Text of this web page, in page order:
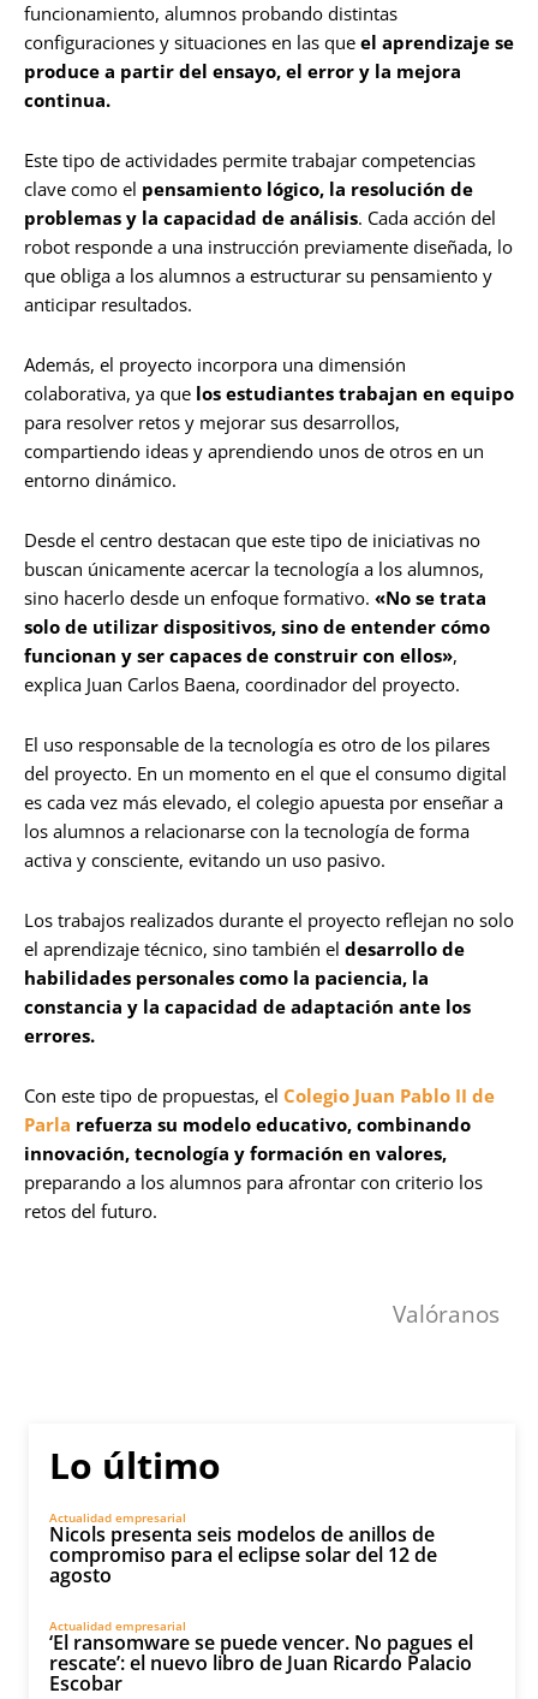
funcionamiento, alumnos probando distintas
configuraciones y situaciones en las que el aprendizaje se
produce a partir del ensayo, el error y la mejora
continua.
Este tipo de actividades permite trabajar competencias
clave como el pensamiento lógico, la resolución de
problemas y la capacidad de análisis. Cada acción del
robot responde a una instrucción previamente diseñada, lo
que obliga a los alumnos a estructurar su pensamiento y
anticipar resultados.
Además, el proyecto incorpora una dimensión
colaborativa, ya que los estudiantes trabajan en equipo
para resolver retos y mejorar sus desarrollos,
compartiendo ideas y aprendiendo unos de otros en un
entorno dinámico.
Desde el centro destacan que este tipo de iniciativas no
buscan únicamente acercar la tecnología a los alumnos,
sino hacerlo desde un enfoque formativo. «No se trata
solo de utilizar dispositivos, sino de entender cómo
funcionan y ser capaces de construir con ellos»,
explica Juan Carlos Baena, coordinador del proyecto.
El uso responsable de la tecnología es otro de los pilares
del proyecto. En un momento en el que el consumo digital
es cada vez más elevado, el colegio apuesta por enseñar a
los alumnos a relacionarse con la tecnología de forma
activa y consciente, evitando un uso pasivo.
Los trabajos realizados durante el proyecto reflejan no solo
el aprendizaje técnico, sino también el desarrollo de
habilidades personales como la paciencia, la
constancia y la capacidad de adaptación ante los
errores.
Con este tipo de propuestas, el Colegio Juan Pablo II de
Parla refuerza su modelo educativo, combinando
innovación, tecnología y formación en valores,
preparando a los alumnos para afrontar con criterio los
retos del futuro.
Valóranos
Lo último
Actualidad empresarial
Nicols presenta seis modelos de anillos de
compromiso para el eclipse solar del 12 de
agosto
Actualidad empresarial
‘El ransomware se puede vencer. No pagues el
rescate’: el nuevo libro de Juan Ricardo Palacio
Escobar